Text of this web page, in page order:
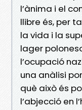
l’ànima i el
llibre és, per
la vida i la
lager
l’ocupació
una anàlisi
què això és
l’abjecció en